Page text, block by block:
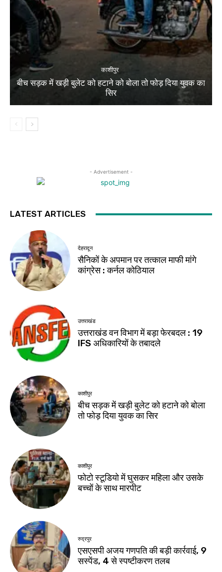
काशीपुर
बीच सड़क में खड़ी बुलेट को हटाने को बोला तो फोड़ दिया युवक का
सिर
- Advertisement -
LATEST ARTICLES
देहरादून
सैनिकों के अपमान पर तत्काल माफी मांगे
कांग्रेस : कर्नल कोठियाल
उत्तराखंड
उत्तराखंड वन विभाग में बड़ा फेरबदल : 19
IFS अधिकारियों के तबादले
काशीपुर
बीच सड़क में खड़ी बुलेट को हटाने को बोला
तो फोड़ दिया युवक का सिर
काशीपुर
फोटो स्टूडियो में घुसकर महिला और उसके
बच्चों के साथ मारपीट
रुद्रपुर
एसएसपी अजय गणपति की बड़ी कार्रवाई, 9
सस्पेंड, 4 से स्पष्टीकरण तलब